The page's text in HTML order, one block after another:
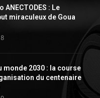
ANECTODES : Le
miraculeux de Goua
monde 2030 : la course
du centenaire